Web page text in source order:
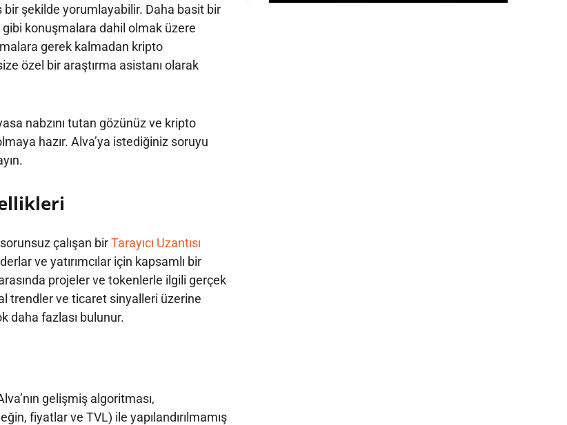
bir şekilde yorumlayabilir. Daha basit bir
konuşmalara dahil olmak üzere
gerek kalmadan kripto
özel bir araştırma asistanı olarak
nabzını tutan gözünüz ve kripto
hazır. Alva’ya istediğiniz soruyu
çalışan birTarayıcı Uzantısı
ve yatırımcılar için kapsamlı bir
projeler ve tokenlerle ilgili gerçek
trendler ve ticaret sinyalleri üzerine
daha fazlası bulunur.
gelişmiş algoritması,
fiyatlar ve TVL) ile yapılandırılmamış